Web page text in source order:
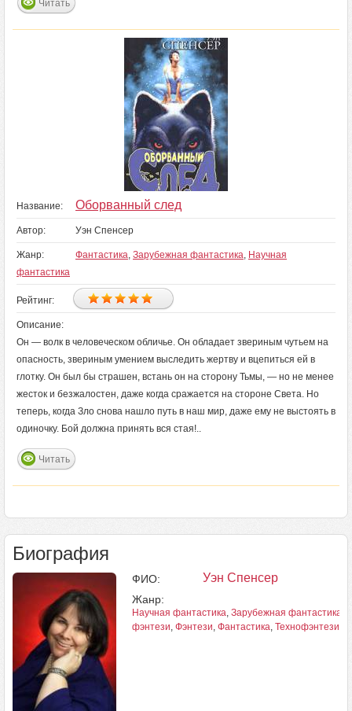
Читать
Название: Оборванный след
Автор: Уэн Спенсер
Жанр: Фантастика, Зарубежная фантастика, Научная
фантастика
Рейтинг:
Описание:
Он — волк в человеческом обличье. Он обладает звериным чутьем на
опасность, звериным умением выследить жертву и вцепиться ей в
глотку. Он был бы страшен, встань он на сторону Тьмы, — но не менее
жесток и безжалостен, даже когда сражается на стороне Света. Но
теперь, когда Зло снова нашло путь в наш мир, даже ему не выстоять в
одиночку. Бой должна принять вся стая!..
Читать
Биография
ФИО: Уэн Спенсер
Жанр:
Научная фантастика, Зарубежная фантастика
фэнтези, Фэнтези, Фантастика, Технофэнтези